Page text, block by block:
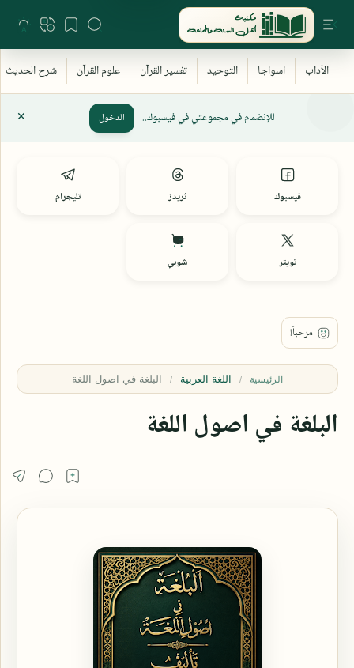
للإنضمام في مجموعتي في فيسبوك.. الدخول
فيسبوك ثريدز تليجرام
تويتر شوبي
الرئيسية اللغة العربية
البلغة في اصول اللغة